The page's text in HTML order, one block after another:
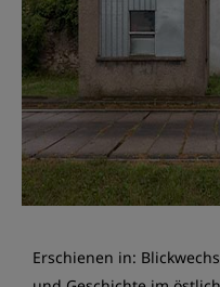
Erschienen in: